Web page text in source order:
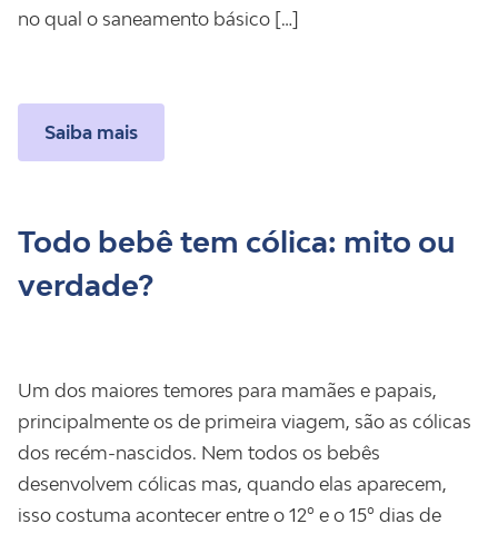
no qual o saneamento básico […]
Saiba mais
Todo bebê tem cólica: mito ou
verdade?
Um dos maiores temores para mamães e papais,
principalmente os de primeira viagem, são as cólicas
dos recém-nascidos. Nem todos os bebês
desenvolvem cólicas mas, quando elas aparecem,
isso costuma acontecer entre o 12º e o 15º dias de